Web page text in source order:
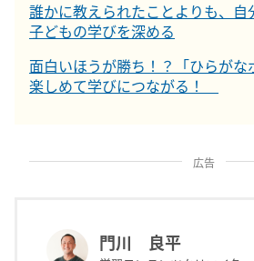
誰かに教えられたことよりも、
子どもの学びを深める
面白いほうが勝ち！？「ひらが
楽しめて学びにつながる！
広告
門川 良平